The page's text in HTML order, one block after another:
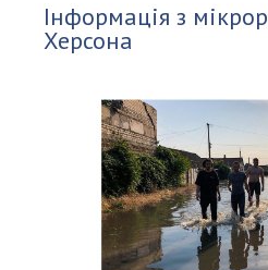
Інформація з
Херсона